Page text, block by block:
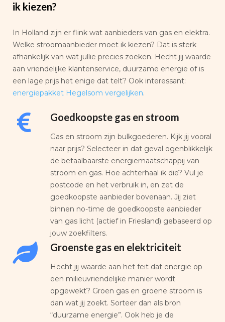
ik kiezen?
In Holland zijn er flink wat aanbieders van gas en elektra.
Welke stroomaanbieder moet ik kiezen? Dat is sterk
afhankelijk van wat jullie precies zoeken. Hecht jij waarde
aan vriendelijke klantenservice, duurzame energie of is
een lage prijs het enige dat telt? Ook interessant:
energiepakket Hegelsom vergelijken.
Goedkoopste gas en stroom
Gas en stroom zijn bulkgoederen. Kijk jij vooral
naar prijs? Selecteer in dat geval ogenblikkelijk
de betaalbaarste energiemaatschappij van
stroom en gas. Hoe achterhaal ik die? Vul je
postcode en het verbruik in, en zet de
goedkoopste aanbieder bovenaan. Jij ziet
binnen no-time de goedkoopste aanbieder
van gas licht (actief in Friesland) gebaseerd op
jouw zoekfilters.
Groenste gas en elektriciteit
Hecht jij waarde aan het feit dat energie op
een milieuvriendelijke manier wordt
opgewekt? Groen gas en groene stroom is
dan wat jij zoekt. Sorteer dan als bron
“duurzame energie”. Ook heb je de